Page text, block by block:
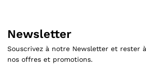
Newsletter
Souscrivez à notre Newsletter et rester
nos offres et promotions.